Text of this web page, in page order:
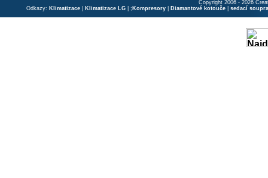
Copyright 2006 - 2026
Odkazy: Klimatizace Klimatizace LG | ; Kompresory Diamantové kotouče sedací